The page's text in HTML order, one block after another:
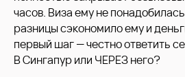
часов. Виза ему не
разницы сэкономило ему и
первый шаг — честно ответить
В Сингапур или ЧЕРЕЗ него?